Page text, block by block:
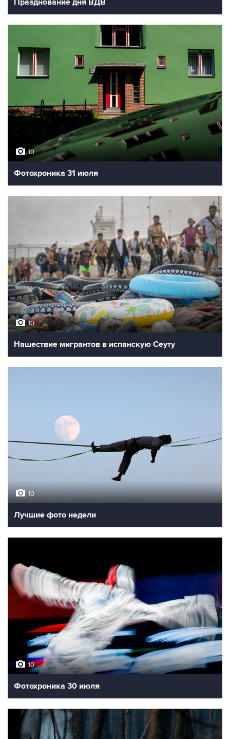
Празднование дня ВДВ
10
Фотохроника 31 июля
10
Нашествие мигрантов в испанскую Сеуту
10
Лучшие фото недели
10
Фотохроника 30 июля